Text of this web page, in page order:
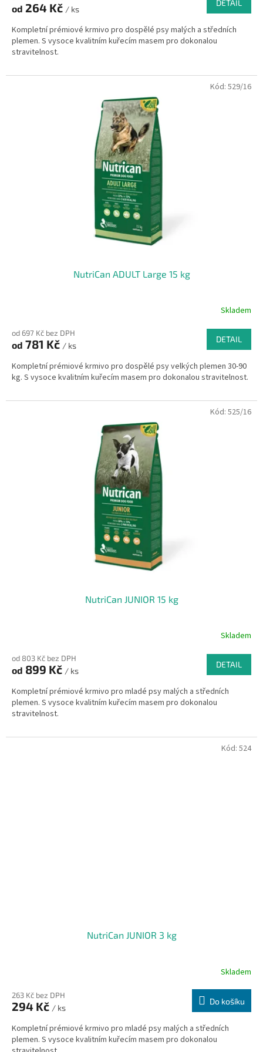
od 264 Kč / ks
DETAIL
Kompletní prémiové krmivo pro dospělé psy malých a středních
plemen. S vysoce kvalitním kuřecím masem pro dokonalou
stravitelnost.
NutriCan ADULT Large 15 kg
Skladem
od 697 Kč bez DPH
od 781 Kč / ks
DETAIL
Kompletní prémiové krmivo pro dospělé psy velkých plemen 30-90
kg. S vysoce kvalitním kuřecím masem pro dokonalou stravitelnost.
Kód: 529/16
NutriCan JUNIOR 15 kg
Skladem
od 803 Kč bez DPH
od 899 Kč / ks
DETAIL
Kompletní prémiové krmivo pro mladé psy malých a středních
plemen. S vysoce kvalitním kuřecím masem pro dokonalou
stravitelnost.
Kód: 525/16
NutriCan JUNIOR 3 kg
Skladem
263 Kč bez DPH
294 Kč / ks
Do košíku
Kompletní prémiové krmivo pro mladé psy malých a středních
plemen. S vysoce kvalitním kuřecím masem pro dokonalou
Kód: 524